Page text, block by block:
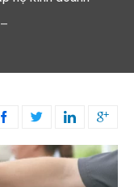
   